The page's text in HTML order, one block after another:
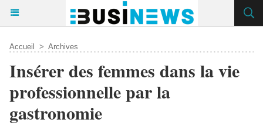
Accueil > Archives
Insérer des femmes dans la vie
professionnelle par la
gastronomie